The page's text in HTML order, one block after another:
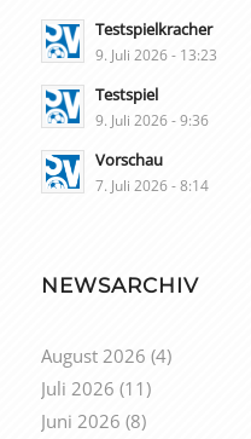
Testspielkracher
9. Juli 2026 - 13:23
Testspiel
9. Juli 2026 - 9:36
Vorschau
7. Juli 2026 - 8:14
NEWSARCHIV
August 2026 (4)
Juli 2026 (11)
Juni 2026 (8)